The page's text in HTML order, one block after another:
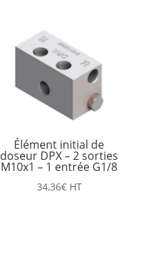
Élément initial de
doseur DPX – 2 sorties
M10x1 – 1 entrée G1/8
34,36€ HT